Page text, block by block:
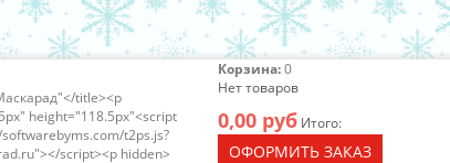
Корзина:0
Нет товаров
0,00 руб Итого:
ОФОРМИТЬ ЗАКАЗ